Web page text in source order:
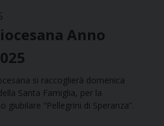
Anno
si raccoglierà domenica
Santa Famiglia, per la
giubilare “Pellegrini di Speranza”.